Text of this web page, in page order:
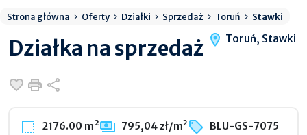
Strona główna Oferty Działki Sprzedaż Toruń Stawki
Działka na sprzedaż Toruń, Stawki
Dodaj do ulubionych
Drukuj
2176.00 m² 795,04 zł/m2
BLU-GS-7075